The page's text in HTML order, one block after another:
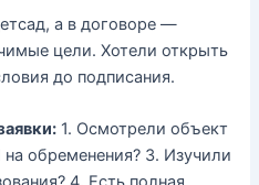
а в договоре —
цели. Хотели открыть
до подписания.
1. Осмотрели объект
обременения? 3. Изучили